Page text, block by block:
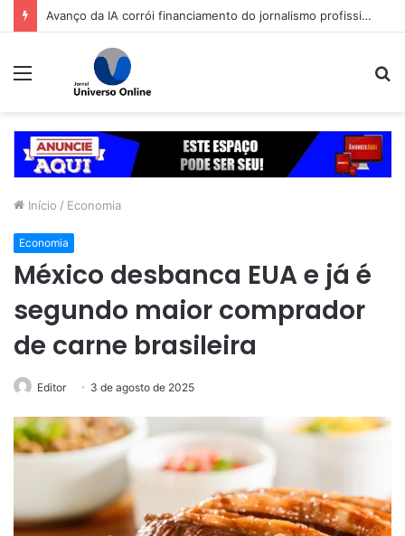
1º debate entre Tarcísio e Haddad em São Paulo se atacam sobre segurança
Menu
Início / Economia
Economia
México desbanca EUA e já é
segundo maior comprador
de carne brasileira
Editor 3 de agosto de 2025